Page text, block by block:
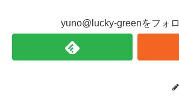
yuno@lucky-greenをフォ